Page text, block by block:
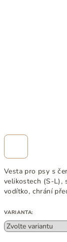
Vesta pro psy s
velikostech (S-L),
vodítko, chrání
VARIANTA: